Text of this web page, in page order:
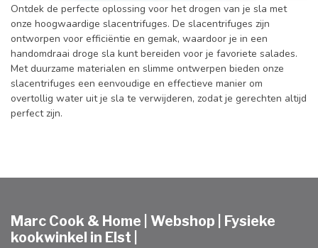
Ontdek de perfecte oplossing voor het drogen van je sla met
onze hoogwaardige slacentrifuges. De slacentrifuges zijn
ontworpen voor efficiëntie en gemak, waardoor je in een
handomdraai droge sla kunt bereiden voor je favoriete salades.
Met duurzame materialen en slimme ontwerpen bieden onze
slacentrifuges een eenvoudige en effectieve manier om
overtollig water uit je sla te verwijderen, zodat je gerechten altijd
perfect zijn.
Marc Cook & Home | Webshop | Fysieke
kookwinkel in Elst |